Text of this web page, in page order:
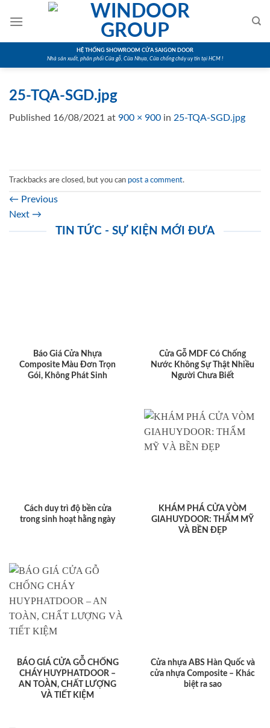
HỆ THỐNG SHOWROOM CỬA SAIGON DOOR
Nhà sản xuất, phân phối Cửa gỗ, Cửa Nhựa, Cửa chống cháy uy tín tại HCM !
25-TQA-SGD.jpg
Published 16/08/2021 at 900 × 900 in 25-TQA-SGD.jpg
Trackbacks are closed, but you can post a comment.
← Previous
Next →
TIN TỨC - SỰ KIỆN MỚI ĐƯA
Báo Giá Cửa Nhựa
Composite Màu Đơn Trọn
Gói, Không Phát Sinh
Cửa Gỗ MDF Có Chống
Nước Không Sự Thật Nhiều
Người Chưa Biết
Cách duy trì độ bền cửa
trong sinh hoạt hằng ngày
KHÁM PHÁ CỬA VÒM
GIAHUYDOOR: THẨM MỸ
VÀ BỀN ĐẸP
BÁO GIÁ CỬA GỖ CHỐNG
CHÁY HUYPHATDOOR –
AN TOÀN, CHẤT LƯỢNG
VÀ TIẾT KIỆM
Cửa nhựa ABS Hàn Quốc và
cửa nhựa Composite – Khác
biệt ra sao